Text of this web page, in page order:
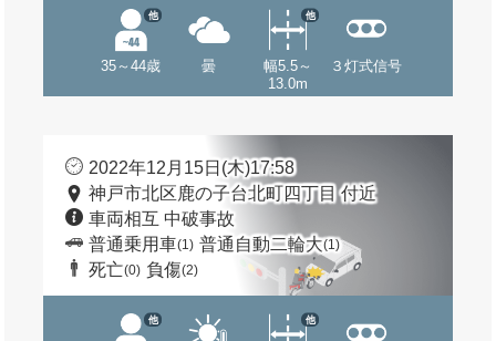
35～44歳
他
曇
幅5.5～
13.0m
他
３灯式信号
2022年12月15日(木)17:58
神戸市北区鹿の子台北町四丁目 付近
車両相互 中破事故
普通乗用車(1) 普通自動二輪大(1)
死亡(0) 負傷(2)
他 他